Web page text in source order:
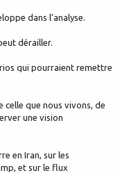
dans l’analyse.
dérailler.
qui pourraient remettre
celle que nous vivons, de
une vision
en Iran, sur les
et sur le flux